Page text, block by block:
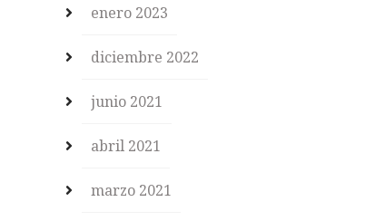
enero 2023
diciembre 2022
junio 2021
abril 2021
marzo 2021